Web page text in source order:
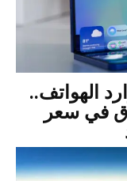
الهواتف..
في سعر